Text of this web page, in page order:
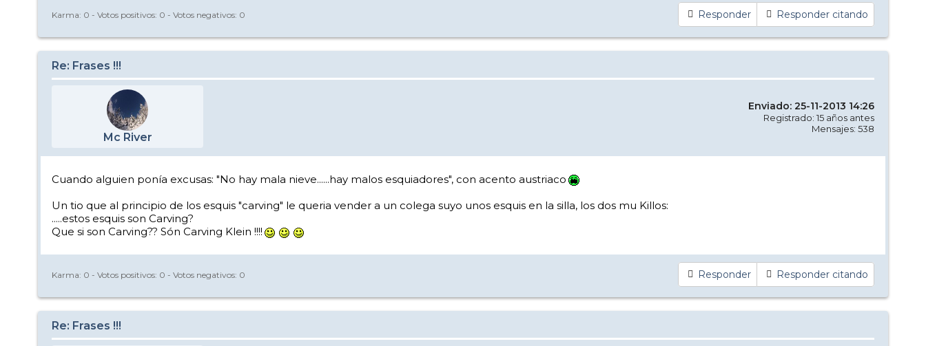
Responder Responder citando
Karma: 0 - Votos positivos: 0 - Votos negativos: 0
Re: Frases !!!
Mc River
Enviado: 25-11-2013 14:26
Registrado: 15 años antes
Mensajes: 538
Cuando alguien ponía excusas: "No hay mala nieve......hay malos esquiadores", con acento austriaco
Un tio que al principio de los esquis "carving" le queria vender a un colega suyo unos esquis en la silla, los dos mu Killos:
.....estos esquis son Carving?
Que si son Carving?? Són Carving Klein !!!!
Responder Responder citando
Karma: 0 - Votos positivos: 0 - Votos negativos: 0
Re: Frases !!!